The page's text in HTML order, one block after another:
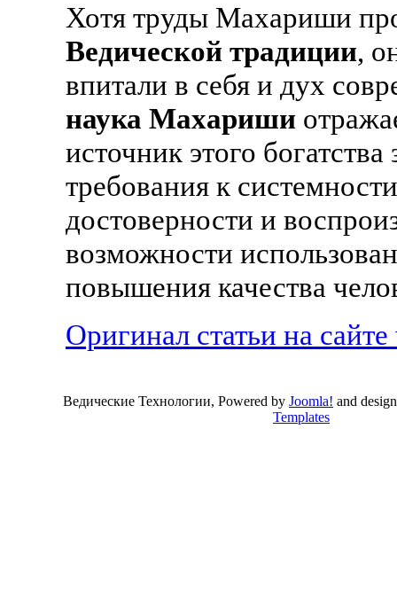
Хотя труды Махариши
Ведической традиции,
впитали в себя и дух
наука Махариши
источник этого
требования к
достоверности и
возможности
повышения качества
Оригинал статьи на
Ведические Технологии, Powered by Joomla! and
Templates